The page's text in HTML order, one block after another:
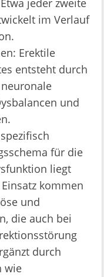
jeder zweite
im Verlauf
Erektile
entsteht durch
und
für die
liegt
kommen
und
die auch bei
durch
wie